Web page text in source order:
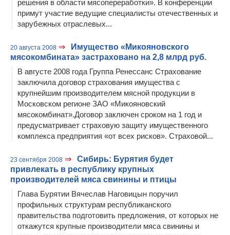
решения в области мясопереработки». В конференции
примут участие ведущие специалисты отечественных и
зарубежных отраслевых...
20 августа 2008 ⇒
Имущество «Микояновского
мясокомбината» застраховано на 2,8 млрд руб.
В августе 2008 года Группа Ренессанс Страхование
заключила договор страхования имущества с
крупнейшим производителем мясной продукции в
Московском регионе ЗАО «Микояновский
мясокомбинат».Договор заключен сроком на 1 год и
предусматривает страховую защиту имущественного
комплекса предприятия «от всех рисков». Страховой...
23 сентября 2008 ⇒
Сибирь: Бурятия будет
привлекать в республику крупных
производителей мяса свинины и птицы
Глава Бурятии Вячеслав Наговицын поручил
профильных структурам республиканского
правительства подготовить предложения, от которых не
откажутся крупные производители мяса свинины и